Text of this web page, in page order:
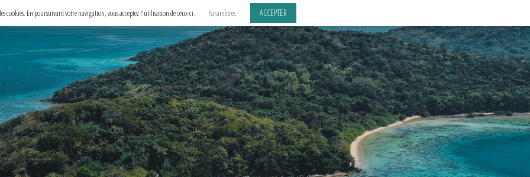
cookies. En poursuivant votre navigation, vous acceptez l'utilisation de ceux-ci. Paramètres ACCEPTER